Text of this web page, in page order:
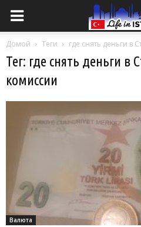
Домой Теги где снять деньги в
Тег: где снять деньги в
комиссии
Валюта